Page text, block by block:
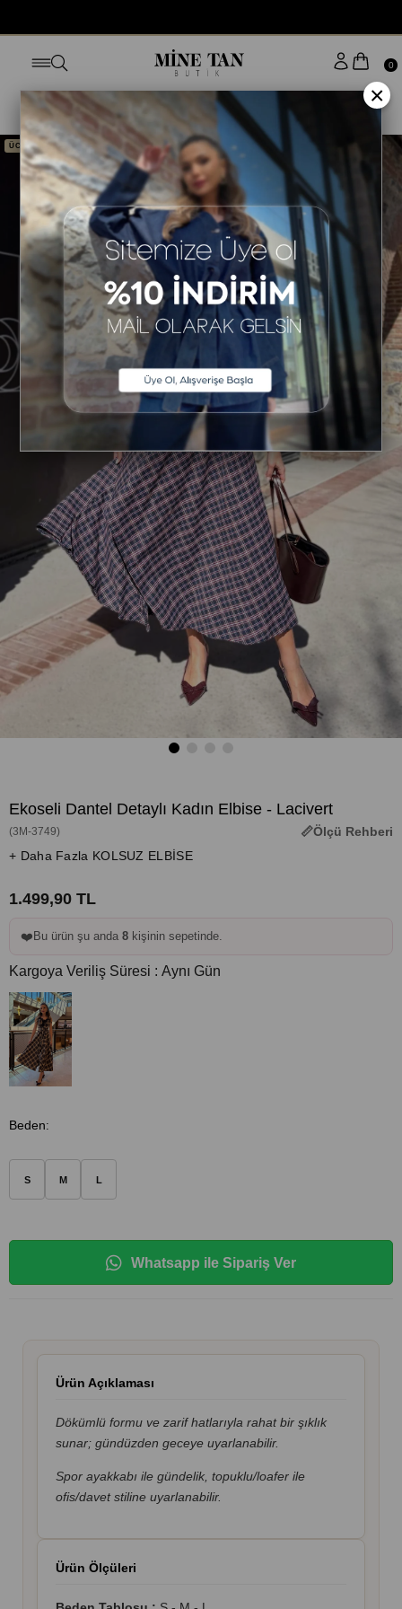
0
Anasayfa ELBİSE STİLE GÖRE KOLSUZ ELBİSE
ÜCRETSİZ KARGO
Ekoseli Dantel Detaylı Kadın Elbise - Lacivert
(3M-3749)
Ölçü Rehberi
+ Daha Fazla KOLSUZ ELBİSE
1.499,90 TL
❤️ Bu ürün şu anda 8 kişinin sepetinde.
Kargoya Veriliş Süresi : Aynı Gün
Beden:
S M L
Whatsapp ile Sipariş Ver
Ürün Açıklaması
Dökümlü formu ve zarif hatlarıyla rahat bir şıklık
sunar; gündüzden geceye uyarlanabilir.
Spor ayakkabı ile gündelik, topuklu/loafer ile
ofis/davet stiline uyarlanabilir.
Ürün Ölçüleri
×